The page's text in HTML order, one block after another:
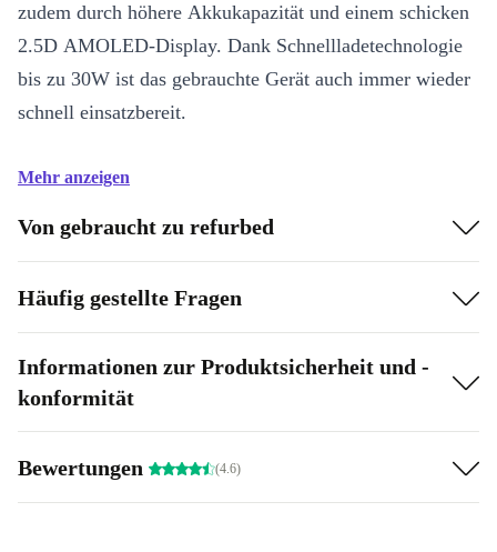
zudem durch höhere Akkukapazität und einem schicken
2.5D AMOLED-Display. Dank Schnellladetechnologie
bis zu 30W ist das gebrauchte Gerät auch immer wieder
schnell einsatzbereit.
Mehr anzeigen
Von gebraucht zu refurbed
Häufig gestellte Fragen
Informationen zur Produktsicherheit und -
konformität
Bewertungen (4.6)